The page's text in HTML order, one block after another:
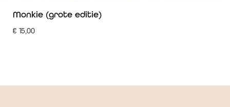
Monkie (grote editie)
€ 15,00